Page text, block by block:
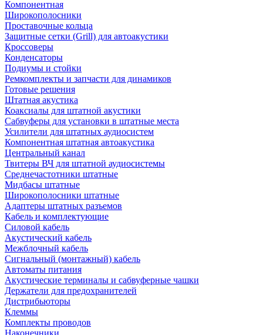
Компонентная
Широкополосники
Проставочные кольца
Защитные сетки (Grill) для автоакустики
Кроссоверы
Конденсаторы
Подиумы и стойки
Ремкомплекты и запчасти для динамиков
Готовые решения
Штатная акустика
Коаксиалы для штатной акустики
Сабвуферы для установки в штатные места
Усилители для штатных аудиосистем
Компонентная штатная автоакустика
Центральный канал
Твитеры ВЧ для штатной аудиосистемы
Среднечастотники штатные
Мидбасы штатные
Широкополосники штатные
Адаптеры штатных разъемов
Кабель и комплектующие
Силовой кабель
Акустический кабель
Межблочный кабель
Сигнальный (монтажный) кабель
Автоматы питания
Акустические терминалы и сабвуферные чашки
Держатели для предохранителей
Дистрибьюторы
Клеммы
Комплекты проводов
Наконечники